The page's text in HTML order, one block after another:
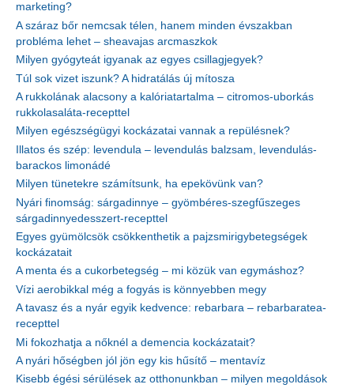
marketing?
A száraz bőr nemcsak télen, hanem minden évszakban
probléma lehet – sheavajas arcmaszkok
Milyen gyógyteát igyanak az egyes csillagjegyek?
Túl sok vizet iszunk? A hidratálás új mítosza
A rukkolának alacsony a kalóriatartalma – citromos-uborkás
rukkolasaláta-recepttel
Milyen egészségügyi kockázatai vannak a repülésnek?
Illatos és szép: levendula – levendulás balzsam, levendulás-
barackos limonádé
Milyen tünetekre számítsunk, ha epekövünk van?
Nyári finomság: sárgadinnye – gyömbéres-szegfűszeges
sárgadinnyedesszert-recepttel
Egyes gyümölcsök csökkenthetik a pajzsmirigybetegségek
kockázatait
A menta és a cukorbetegség – mi közük van egymáshoz?
Vízi aerobikkal még a fogyás is könnyebben megy
A tavasz és a nyár egyik kedvence: rebarbara – rebarbaratea-
recepttel
Mi fokozhatja a nőknél a demencia kockázatait?
A nyári hőségben jól jön egy kis hűsítő – mentavíz
Kisebb égési sérülések az otthonunkban – milyen megoldások